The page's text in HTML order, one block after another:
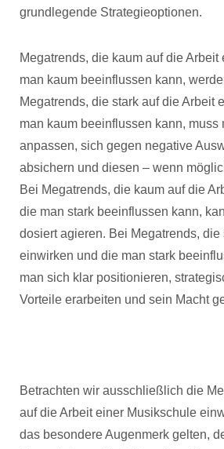
grundlegende Strategieoptionen.
Megatrends, die kaum auf die
man kaum beeinflussen kann,
Megatrends, die stark auf die Arbeit
man kaum beeinflussen kann, muss
anpassen, sich gegen negative
absichern und diesen – wenn
Bei Megatrends, die kaum auf die
die man stark beeinflussen kann,
dosiert agieren. Bei Megatrends, die
einwirken und die man stark
man sich klar positionieren,
Vorteile erarbeiten und sein Macht
Betrachten wir ausschließlich die
auf die Arbeit einer Musikschule
das besondere Augenmerk gelten,